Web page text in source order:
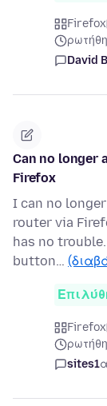
Firefox
David
Can no longer
Firefox
I can no
router via
has no
button…
Firefox
sites1